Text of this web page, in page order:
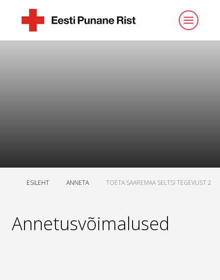
ESILEHT ANNETA TOETA SAAREMAA SELTSI TEGEVUST 2
Annetusvõimalused